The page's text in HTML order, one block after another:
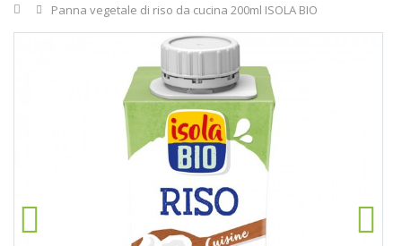
Home
Panna vegetale di riso da cucina 200ml ISOLA BIO